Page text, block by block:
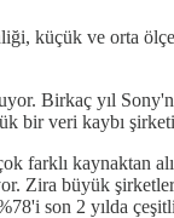
küçük ve orta
Birkaç yıl
bir veri kaybı
kaynaktan
büyük
son 2 yılda çeşitli